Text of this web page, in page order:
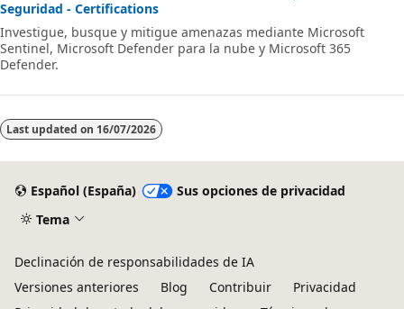
Seguridad - Certifications
Investigue, busque y mitigue amenazas mediante Microsoft
Sentinel, Microsoft Defender para la nube y Microsoft 365
Defender.
Last updated on 16/07/2026
Español (España)
Sus opciones de privacidad
Tema
Declinación de responsabilidades de IA
Versiones anteriores
Blog Contribuir
Privacidad